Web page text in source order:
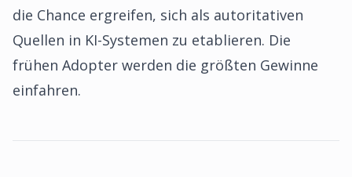
die Chance ergreifen, sich als autoritativen
Quellen in KI-Systemen zu etablieren. Die
frühen Adopter werden die größten Gewinne
einfahren.